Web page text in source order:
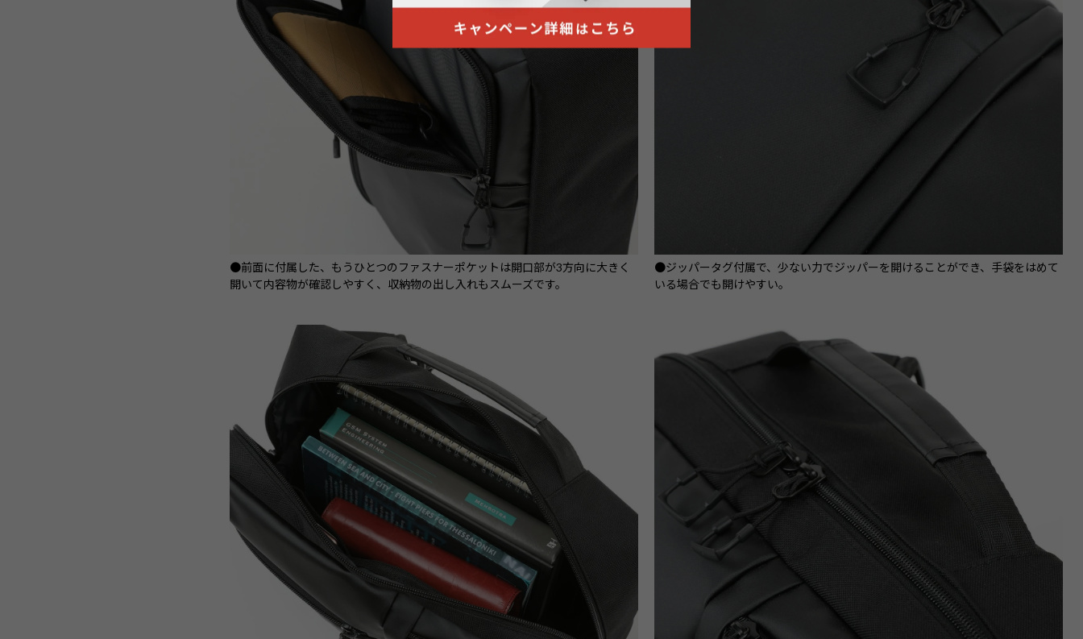
●前面に付属した、もうひとつのファスナーポケットは開口部が3方向に大きく
開いて内容物が確認しやすく、収納物の出し入れもスムーズです。
●ジッパータグ付属で、少ない力でジッパーを開けることができ、手袋をはめて
いる場合でも開けやすい。